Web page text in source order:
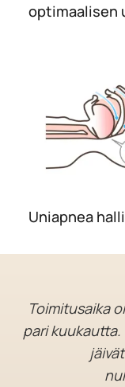
optimaalisen
Uniapnea
Toimitusaika
pari